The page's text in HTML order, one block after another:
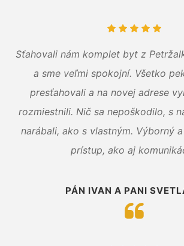
Sťahovali nám komplet byt z
a sme veľmi spokojní. Všetko
presťahovali a na novej adrese
rozmiestnili. Nič sa nepoškodilo, s
narábali, ako s vlastným. Výborný
prístup, ako aj
PÁN IVAN A PANI